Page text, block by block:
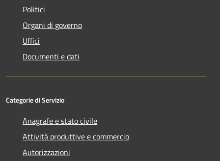
Politici
Organi di governo
Uffici
Documenti e dati
Categorie di Servizio
Anagrafe e stato civile
Attività produttive e commercio
Autorizzazioni